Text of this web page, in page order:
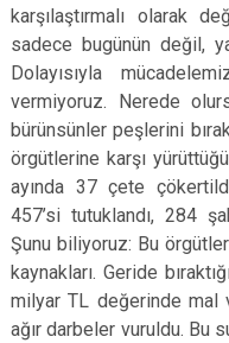
karşılaştırmalı olarak
sadece bugünün değil,
Dolayısıyla
vermiyoruz. Nerede
bürünsünler peşlerini
örgütlerine karşı
ayında 37 çete
457’si tutuklandı, 284
Şunu biliyoruz: Bu
kaynakları. Geride
milyar TL değerinde mal
ağır darbeler vuruldu. Bu